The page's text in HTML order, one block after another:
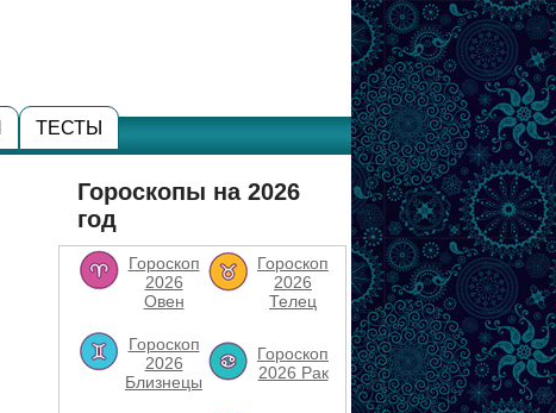
ТЕСТЫ
Гороскопы на 2026
год
Гороскоп
2026
Овен
Гороскоп
2026
Телец
Гороскоп
2026
Близнецы
Гороскоп
2026 Рак